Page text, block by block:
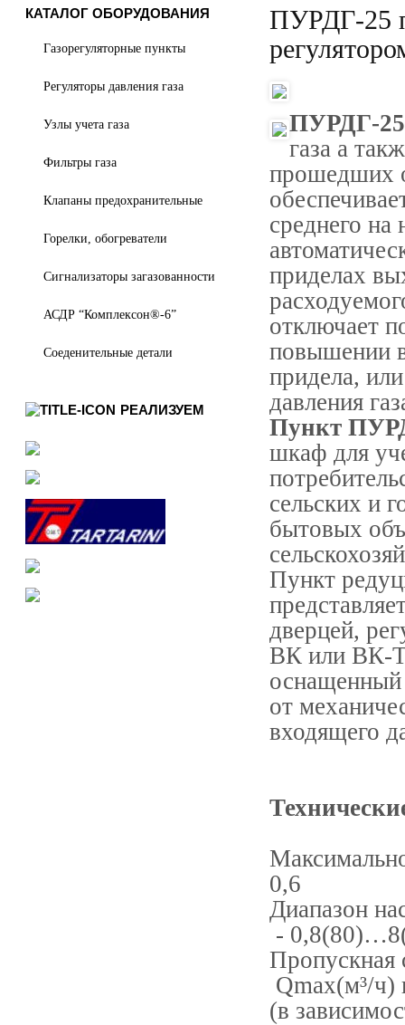
КАТАЛОГ ОБОРУДОВАНИЯ
Газорегуляторные пункты
Регуляторы давления газа
Узлы учета газа
Фильтры газа
Клапаны предохранительные
Горелки, обогреватели
Сигнализаторы загазованности
АСДР “Комплексон®-6”
Соеденительные детали
РЕАЛИЗУЕМ
ПУРДГ-25
ПУРДГ-25
газа а
прошедших
среднего на
приделах
отключает
повышении
придела,
давления
Пункт
шкаф для
сельских и
бытовых
Пункт
дверцей,
ВК или ВК-
оснащенный
от
входящего
0,6
Диапазон
-
Пропускная
Qmax(м³/
(в